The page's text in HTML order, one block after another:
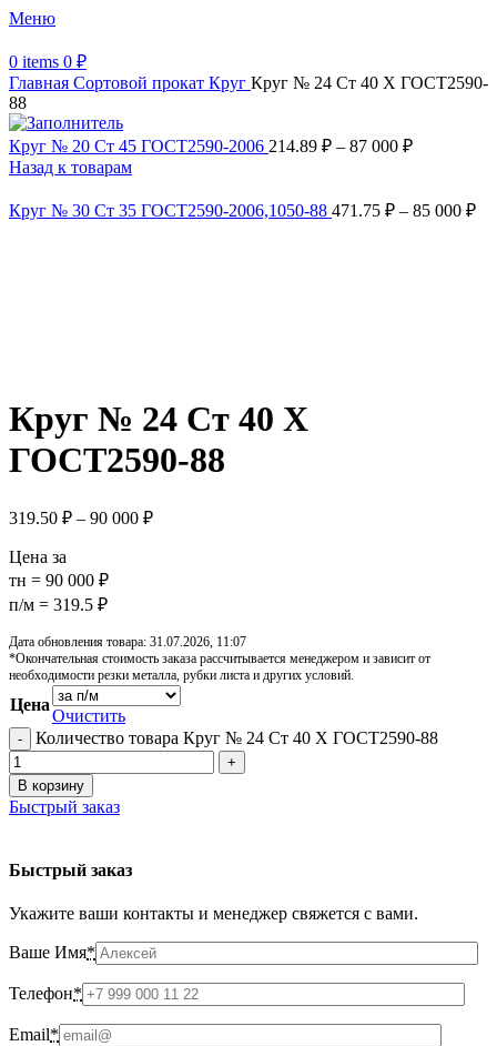
Меню
0 items 0 ₽
Главная Сортовой прокат Круг Круг № 24 Ст 40 Х ГОСТ2590-
88
Круг № 20 Ст 45 ГОСТ2590-2006 214.89 ₽ – 87 000 ₽
Назад к товарам
Круг № 30 Ст 35 ГОСТ2590-2006,1050-88 471.75 ₽ – 85 000 ₽
Круг № 24 Ст 40 Х
ГОСТ2590-88
319.50 ₽ – 90 000 ₽
Цена за
тн = 90 000 ₽
п/м = 319.5 ₽
Дата обновления товара: 31.07.2026, 11:07
*Окончательная стоимость заказа рассчитывается менеджером и зависит от
необходимости резки металла, рубки листа и других условий.
Цена
Очистить
Количество товара Круг № 24 Ст 40 Х ГОСТ2590-88
В корзину
Быстрый заказ
Быстрый заказ
Укажите ваши контакты и менеджер свяжется с вами.
Ваше Имя*
Телефон*
Email*